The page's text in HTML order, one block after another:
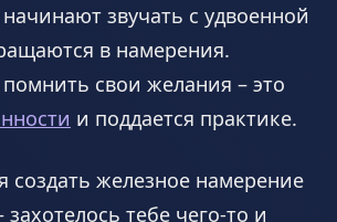
звучать с удвоенной
в намерения.
свои желания – это
и поддается практике.
создать железное намерение
захотелось тебе чего-то и